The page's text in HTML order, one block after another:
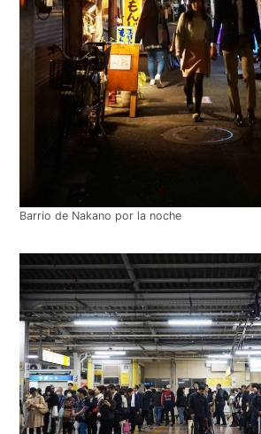
Barrio de Nakano por la noche